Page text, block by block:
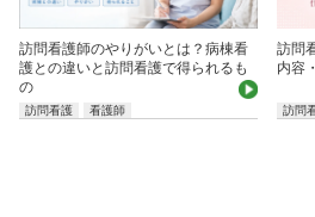
訪問看護師のやりがいとは？病棟看
護との違いと訪問看護で得られるも
の
訪問看護 看護師
訪問
内容
訪問